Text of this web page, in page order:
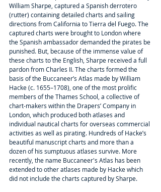
William Sharpe, captured a Spanish derrotero
(rutter) containing detailed charts and sailing
directions from California to Tierra del Fuego. The
captured charts were brought to London where
the Spanish ambassador demanded the pirates be
punished. But, because of the immense value of
these charts to the English, Sharpe received a full
pardon from Charles II. The charts formed the
basis of the Buccaneer’s Atlas made by William
Hacke (c. 1655–1708), one of the most prolific
members of the Thames School, a collective of
chart-makers within the Drapers’ Company in
London, which produced both atlases and
individual nautical charts for overseas commercial
activities as well as pirating. Hundreds of Hacke’s
beautiful manuscript charts and more than a
dozen of his sumptuous atlases survive. More
recently, the name Buccaneer's Atlas has been
extended to other atlases made by Hacke which
did not include the charts captured by Sharpe.